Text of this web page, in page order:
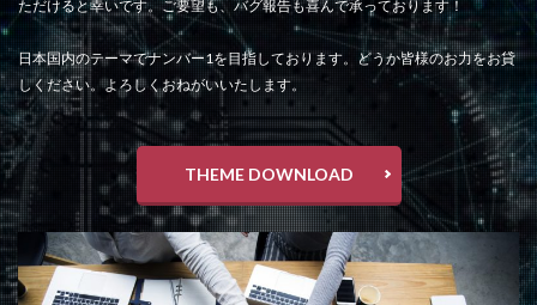
ただけると幸いです。ご要望も、バグ報告も喜んで承っております！
日本国内のテーマでナンバー1を目指しております。どうか皆様のお力をお貸
しください。よろしくおねがいいたします。
THEME DOWNLOAD